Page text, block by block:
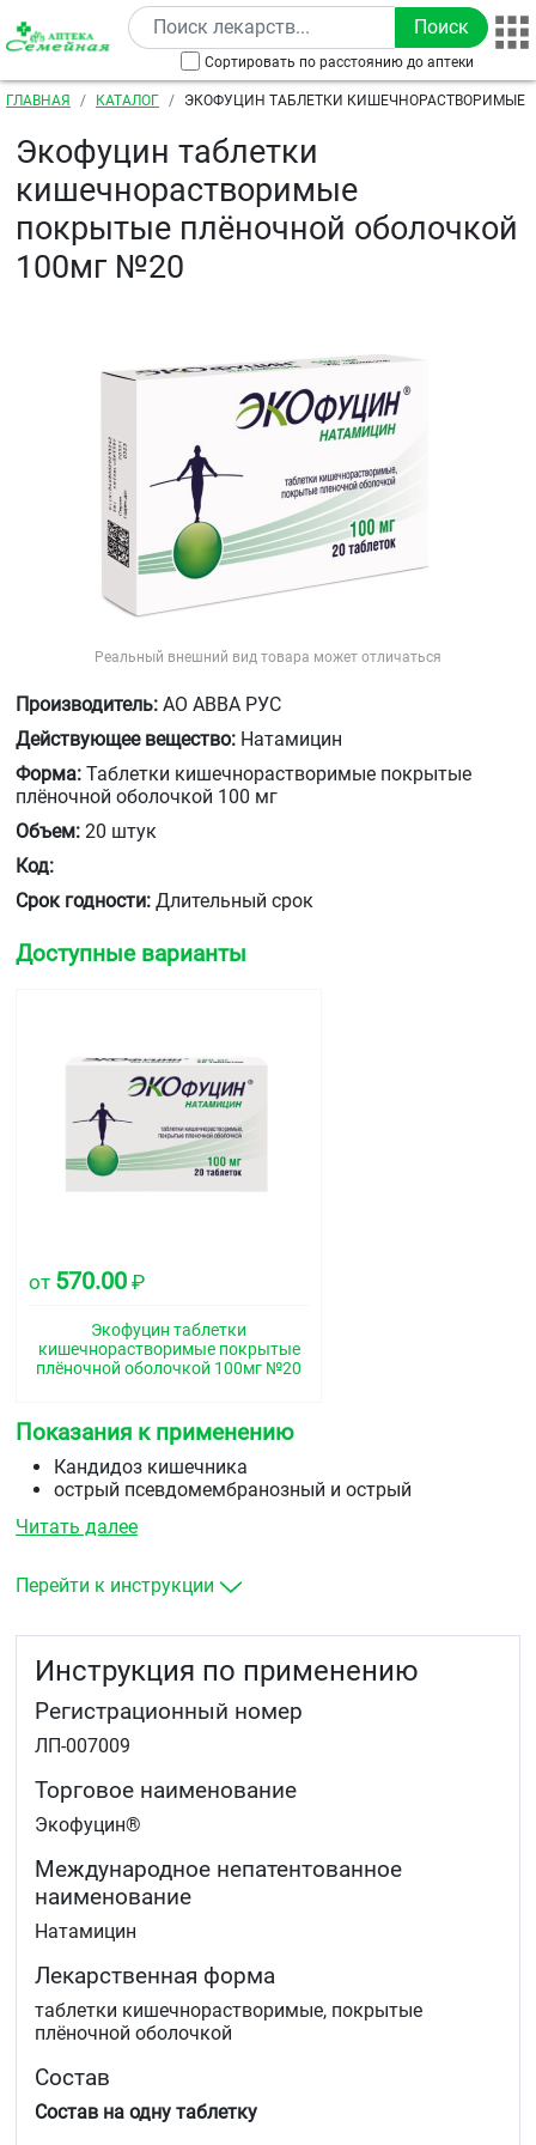
Перейти к основному содержанию
Сортировать по расстоянию до аптеки
Строка навигации
ГЛАВНАЯ КАТАЛОГ
ЭКОФУЦИН ТАБЛЕТКИ КИШЕЧНОРАСТВОРИМЫЕ
Экофуцин таблетки
кишечнорастворимые
покрытые плёночной оболочкой
100мг №20
Реальный внешний вид товара может отличаться
Производитель: АО АВВА РУС
Действующее вещество: Натамицин
Форма: Таблетки кишечнорастворимые покрытые
плёночной оболочкой 100 мг
Объем: 20 штук
Код:
Срок годности: Длительный срок
Доступные варианты
от 570.00 ₽
Экофуцин таблетки
кишечнорастворимые покрытые
плёночной оболочкой 100мг №20
Показания к применению
Кандидоз кишечника
острый псевдомембранозный и острый
иммунной недостаточностью, а также после
цитостатиками
вульвитах, вульвовагинитах.
Читать далее
Перейти к инструкции
Инструкция по применению
Регистрационный номер
ЛП-007009
Торговое наименование
Экофуцин®
Международное непатентованное
наименование
Натамицин
Лекарственная форма
таблетки кишечнорастворимые, покрытые
плёночной оболочкой
Состав
Состав на одну таблетку